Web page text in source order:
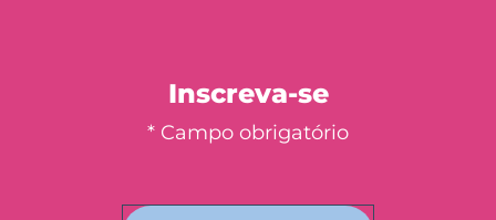
Inscreva-se
* Campo obrigatório